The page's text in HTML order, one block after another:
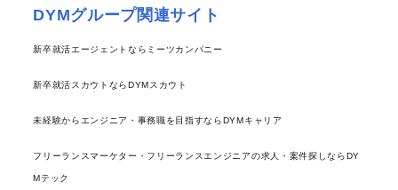
DYMグループ関連サイト
新卒就活エージェントならミーツカンパニー
新卒就活スカウトならDYMスカウト
未経験からエンジニア・事務職を目指すならDYMキャリア
フリーランスマーケター・フリーランスエンジニアの求人・案件探しならDY
Mテック